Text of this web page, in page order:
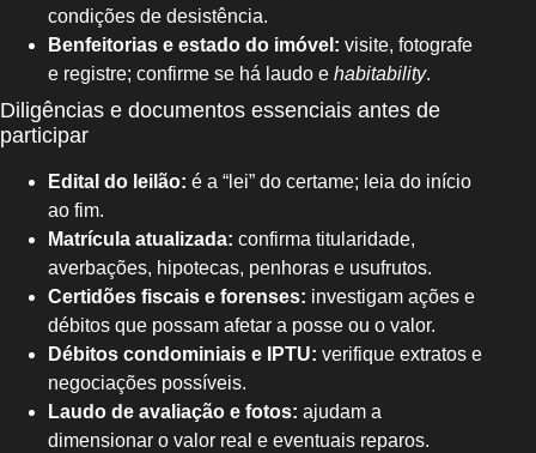
condições de desistência.
Benfeitorias e estado do imóvel: visite, fotografe
e registre; confirme se há laudo e habitability.
Diligências e documentos essenciais antes de
participar
Edital do leilão: é a “lei” do certame; leia do início
ao fim.
Matrícula atualizada: confirma titularidade,
averbações, hipotecas, penhoras e usufrutos.
Certidões fiscais e forenses: investigam ações e
débitos que possam afetar a posse ou o valor.
Débitos condominiais e IPTU: verifique extratos e
negociações possíveis.
Laudo de avaliação e fotos: ajudam a
dimensionar o valor real e eventuais reparos.